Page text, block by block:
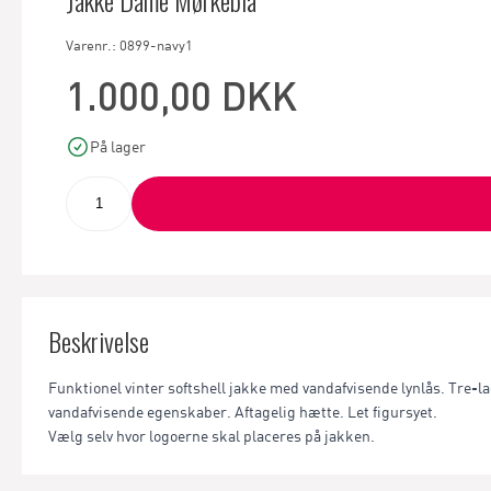
Varenr.: 0899-navy1
1.000,00 DKK
På lager
Beskrivelse
Funktionel vinter softshell jakke med vandafvisende lynlås.
vandafvisende egenskaber. Aftagelig hætte. Let figursyet.
Vælg selv hvor logoerne skal placeres på jakken.